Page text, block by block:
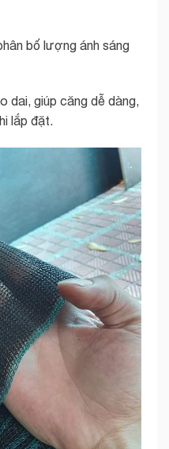
bố lượng ánh sáng
dai, giúp căng dễ dàng,
lắp đặt.